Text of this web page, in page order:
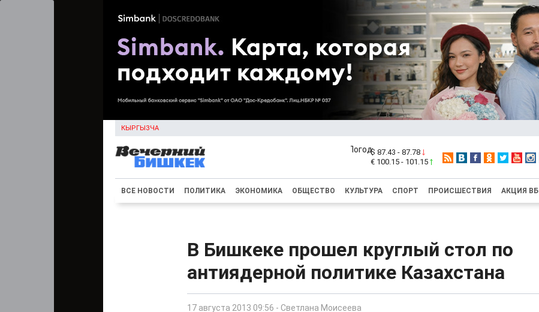
КЫРГЫЗЧА
$ 87.43 - 87.78
€ 100.15 - 101.15
ВСЕ НОВОСТИ ПОЛИТИКА ЭКОНОМИКА ОБЩЕСТВО КУЛЬТУРА СПОРТ ПРОИСШЕСТВИЯ АКЦИЯ ВБ
В Бишкеке прошел круглый стол по
антиядерной политике Казахстана
17 августа 2013 09:56 - Светлана Моисеева